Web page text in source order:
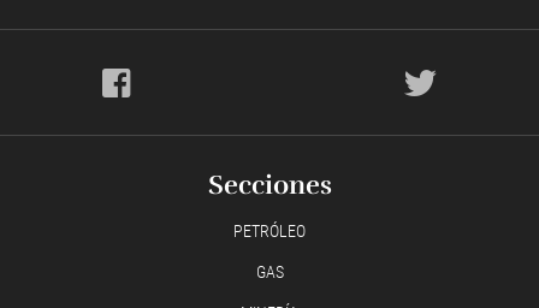
Secciones
PETRÓLEO
GAS